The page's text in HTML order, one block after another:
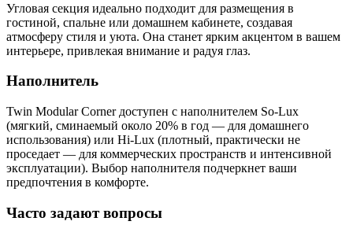
Угловая секция идеально подходит для размещения в
гостиной, спальне или домашнем кабинете, создавая
атмосферу стиля и уюта. Она станет ярким акцентом в вашем
интерьере, привлекая внимание и радуя глаз.
Наполнитель
Twin Modular Corner доступен с наполнителем So-Lux
(мягкий, сминаемый около 20% в год — для домашнего
использования) или Hi-Lux (плотный, практически не
проседает — для коммерческих пространств и интенсивной
эксплуатации). Выбор наполнителя подчеркнет ваши
предпочтения в комфорте.
Часто задают вопросы